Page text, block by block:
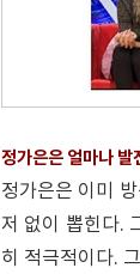
정가은은 얼마나 발
정가은은 이미
저 없이 뽑힌다.
히 적극적이다.